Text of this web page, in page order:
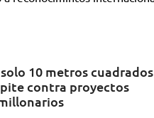
10 metros cuadrados
contra proyectos